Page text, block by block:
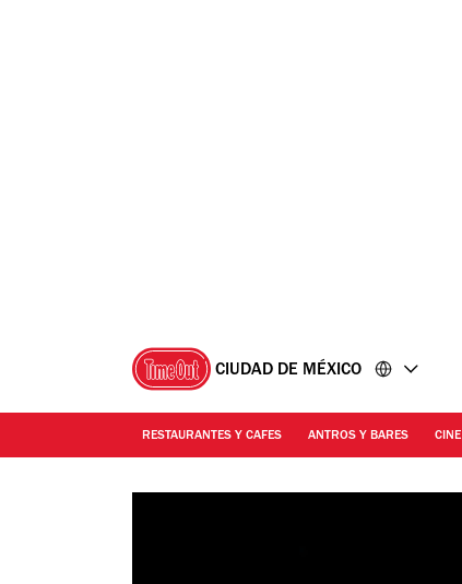
CIUDAD DE MÉXICO
RESTAURANTES Y CAFES ANTROS Y BARES CINE